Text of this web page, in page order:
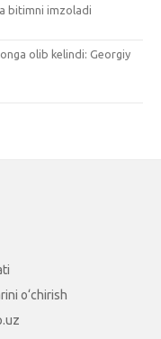
bitimni imzoladi
olib kelindi: Georgiy
o‘chirish